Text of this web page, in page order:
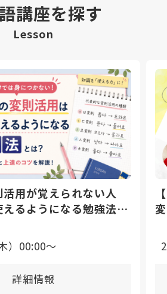
講座を探す
Lesson
用が覚えられない人
るようになる勉強法と
）00:00〜
詳細情報